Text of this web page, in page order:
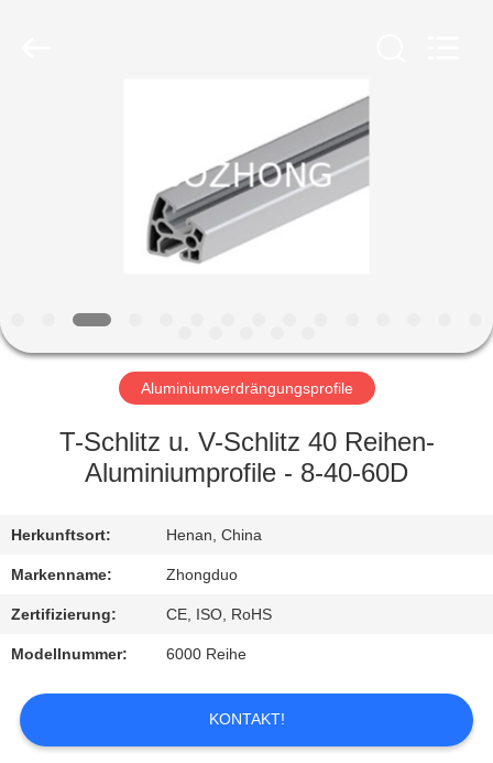
PRODUKTE
FABRIK-
AUSFLUG
QUALITÄTSKONTROLLE
TRETEN
SIE
MIT
UNS
VERBINDUNG
Aluminiumverdrängungsprofile
T-Schlitz u. V-Schlitz 40 Reihen-
Aluminiumprofile - 8-40-60D
Herkunftsort: Henan, China
Markenname: Zhongduo
Zertifizierung: CE, ISO, RoHS
Modellnummer: 6000 Reihe
KONTAKT!